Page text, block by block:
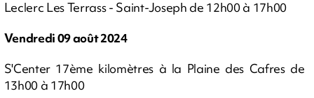
Leclerc Les Terrass - Saint-Joseph de 12h00 à 17h00
Vendredi 09 août 2024
S'Center 17ème kilomètres à la Plaine des Cafres de
13h00 à 17h00